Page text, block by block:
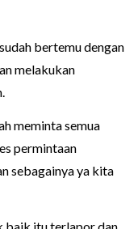
bertemu dengan
melakukan
meminta semua
permintaan
sebagainya ya kita